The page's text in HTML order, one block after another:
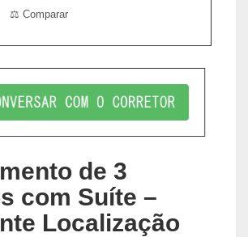
⚖ Comparar
de 3
com Suíte –
Localização